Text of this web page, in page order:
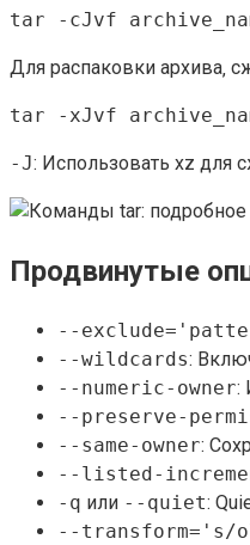
tar -cJvf
Для распаковки архива‚
tar -xJvf
-J: Использовать xz для
Продвинутые
--
--wildcards:
--numeric-owner:
--preserve-
--same-owner:
--listed-
-q или --quiet:
--transform='s/